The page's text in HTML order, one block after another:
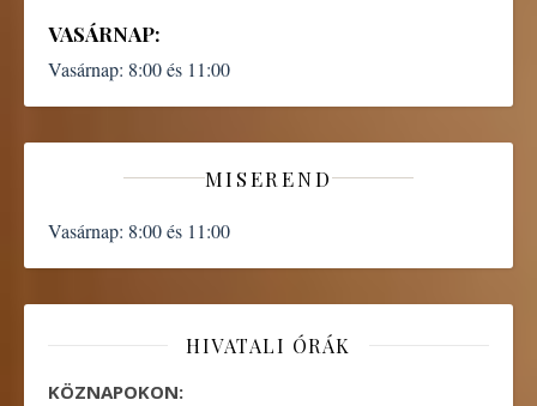
VASÁRNAP:
Vasárnap: 8:00 és 11:00
MISEREND
Vasárnap: 8:00 és 11:00
HIVATALI ÓRÁK
KÖZNAPOKON: